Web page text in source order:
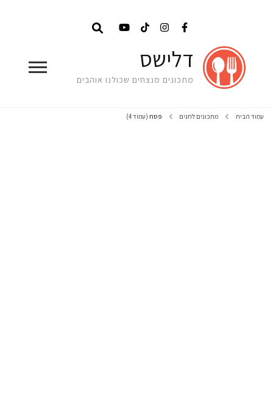
דלישס
מתכונים מנצחים שכולנו אוהבים
עמוד הבית מתכונים לחגים פסח (עמוד 4)